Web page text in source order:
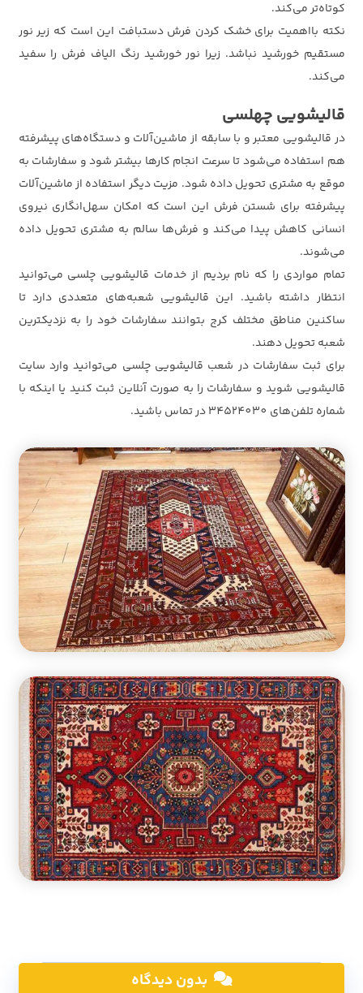
کوتاه‌تر می‌کند.
نکته بااهمیت برای خشک کردن فرش دستبافت این است که زیر نور
مستقیم خورشید نباشد. زیرا نور خورشید رنگ الیاف فرش را سفید
می‌کند.
قالیشویی چهلسی
در قالیشویی معتبر و با سابقه از ماشین‌آلات و دستگاه‌های پیشرفته
هم استفاده می‌شود تا سرعت انجام کارها بیشتر شود و سفارشات به
موقع به مشتری تحویل داده شود. مزیت دیگر استفاده از ماشین‌آلات
پیشرفته برای شستن فرش این است که امکان سهل‌انگاری نیروی
انسانی کاهش پیدا می‌کند و فرش‌ها سالم به مشتری تحویل داده
می‌شوند.
تمام مواردی را که نام بردیم از خدمات قالیشویی چلسی می‌توانید
انتظار داشته باشید. این قالیشویی شعبه‌های متعددی دارد تا
ساکنین مناطق مختلف کرج بتوانند سفارشات خود را به نزدیکترین
شعبه تحویل دهند.
برای ثبت سفارشات در شعب قالیشویی چلسی می‌توانید وارد سایت
قالیشویی شوید و سفارشات را به صورت آنلاین ثبت کنید یا اینکه با
شماره تلفن‌های 34524030 در تماس باشید.
بدون دیدگاه